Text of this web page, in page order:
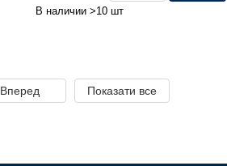
В наличии >10 шт
Вперед Показати все